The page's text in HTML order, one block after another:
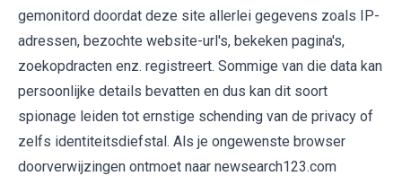
gemonitord doordat deze site allerlei gegevens zoals IP-
adressen, bezochte website-url's, bekeken pagina's,
zoekopdracten enz. registreert. Sommige van die data kan
persoonlijke details bevatten en dus kan dit soort
spionage leiden tot ernstige schending van de privacy of
zelfs identiteitsdiefstal. Als je ongewenste browser
doorverwijzingen ontmoet naar newsearch123.com